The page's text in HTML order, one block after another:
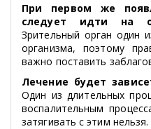
При первом же
следует идти на
Зрительный орган один
организма, поэтому
важно поставить
Лечение будет
Один из длительных
воспалительным
затягивать с этим нельзя.